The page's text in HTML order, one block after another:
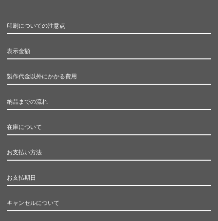
印刷についての注意点
表示金額
製作代金以外にかかる費用
納品までの流れ
在庫について
お支払い方法
お支払期日
キャンセルについて